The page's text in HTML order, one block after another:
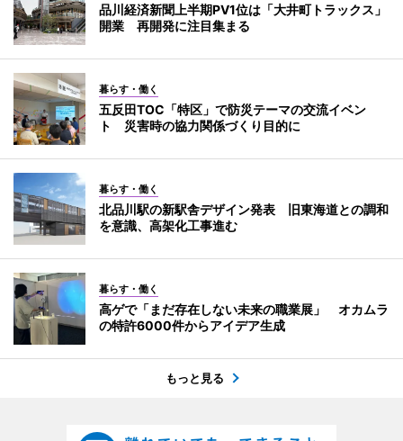
品川経済新聞上半期PV1位は「大井町トラックス」
開業 再開発に注目集まる
暮らす・働く
五反田TOC「特区」で防災テーマの交流イベン
ト 災害時の協力関係づくり目的に
暮らす・働く
北品川駅の新駅舎デザイン発表 旧東海道との調和
を意識、高架化工事進む
暮らす・働く
高ゲで「まだ存在しない未来の職業展」 オカムラ
の特許6000件からアイデア生成
もっと見る